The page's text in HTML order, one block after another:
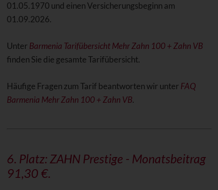
01.05.1970 und einen Versicherungsbeginn am
01.09.2026.
Unter Barmenia Tarifübersicht Mehr Zahn 100 + Zahn VB
finden Sie die gesamte Tarifübersicht.
Häufige Fragen zum Tarif beantworten wir unter FAQ
Barmenia Mehr Zahn 100 + Zahn VB.
6. Platz: ZAHN Prestige - Monatsbeitrag
91,30 €.